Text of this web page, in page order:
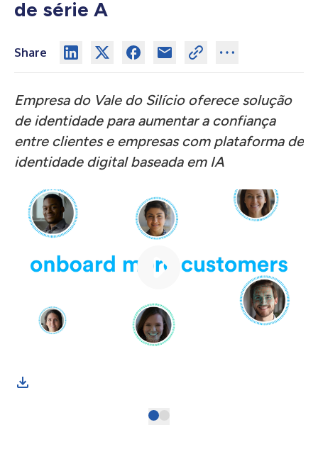
de série A
Share
Empresa do Vale do Silício oferece solução
de identidade para aumentar a confiança
entre clientes e empresas com plataforma de
identidade digital baseada em IA